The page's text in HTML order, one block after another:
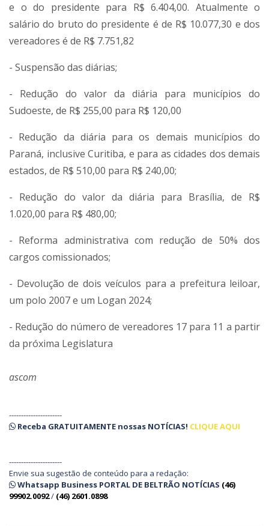
e o do presidente para R$ 6.404,00. Atualmente o
salário do bruto do presidente é de R$ 10.077,30 e dos
vereadores é de R$ 7.751,82
- Suspensão das diárias;
- Redução do valor da diária para municípios do
Sudoeste, de R$ 255,00 para R$ 120,00
- Redução da diária para os demais municípios do
Paraná, inclusive Curitiba, e para as cidades dos demais
estados, de R$ 510,00 para R$ 240,00;
- Redução do valor da diária para Brasília, de R$
1.020,00 para R$ 480,00;
- Reforma administrativa com redução de 50% dos
cargos comissionados;
- Devolução de dois veículos para a prefeitura leiloar,
um polo 2007 e um Logan 2024;
- Redução do número de vereadores 17 para 11 a partir
da próxima Legislatura
ascom
----------------------
Receba GRATUITAMENTE nossas NOTÍCIAS! CLIQUE AQUI
----------------------
Envie sua sugestão de conteúdo para a redação:
Whatsapp Business PORTAL DE BELTRÃO NOTÍCIAS (46)
99902.0092/ (46) 2601.0898